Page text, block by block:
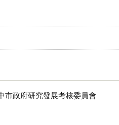
市政府研究發展考核委員會